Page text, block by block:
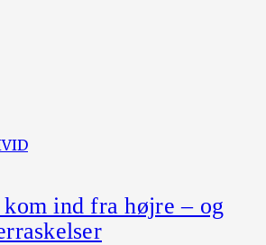
ind fra højre – og